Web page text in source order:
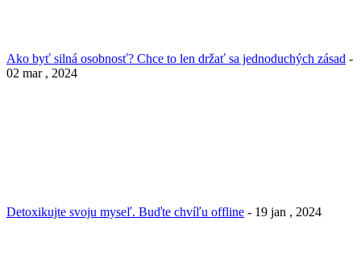
Ako byť silná osobnosť? Chce to len držať sa jednoduchých zásad -
02 mar , 2024
Detoxikujte svoju myseľ. Buďte chvíľu offline - 19 jan , 2024